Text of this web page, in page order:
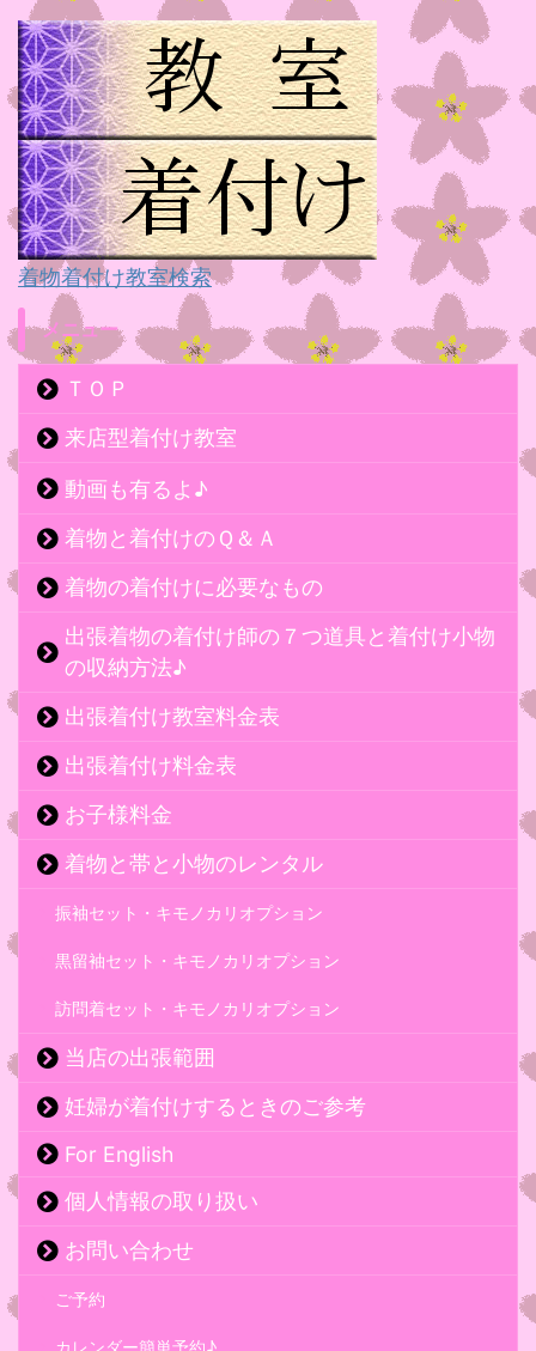
着物着付け教室検索
メニュー
ＴＯＰ
来店型着付け教室
動画も有るよ♪
着物と着付けのＱ＆Ａ
着物の着付けに必要なもの
出張着物の着付け師の７つ道具と着付け小物
の収納方法♪
出張着付け教室料金表
出張着付け料金表
お子様料金
着物と帯と小物のレンタル
振袖セット・キモノカリオプション
黒留袖セット・キモノカリオプション
訪問着セット・キモノカリオプション
当店の出張範囲
妊婦が着付けするときのご参考
For English
個人情報の取り扱い
お問い合わせ
ご予約
カレンダー簡単予約♪